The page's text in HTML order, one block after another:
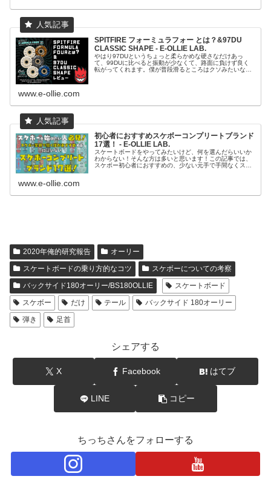
SPITFIRE フォーミュラフォー とは？&97DU
CLASSIC SHAPE - E-OLLIE LAB.
やはり97DUというちょっと柔らかめな硬さなだけあっ
て、99DUに比べると振動が少なくて、路面に負けず良く
転がってくれます。僕が普段滑るところはクソみたいな路
www.e-ollie.com
初心者におすすめスケボーコンプリートブランド
17選！ - E-OLLIE LAB.
スケートボードをやってみたいけど、何を選んだらいいか
わからない！そんな方は多いと思います！この記事では、
スケボー初心者におすすめの、少ない元手で手間なくスケ
www.e-ollie.com
2020年俺的研究報告
オーリー
スケートボードの乗り方的なコツ
スケボーについての考察
バックサイド180オーリー/BS180OLLIE
スケートボード
スケボー
だけ テール
バックサイド 180オーリー
弾き
足首
シェアする
X Facebook はてブ
LINE コピー
ちっちさんをフォローする